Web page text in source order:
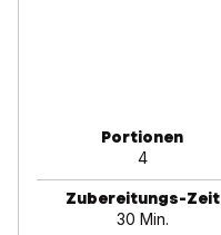
Portionen
4
Zubereitungs-Zeit
30 Min.